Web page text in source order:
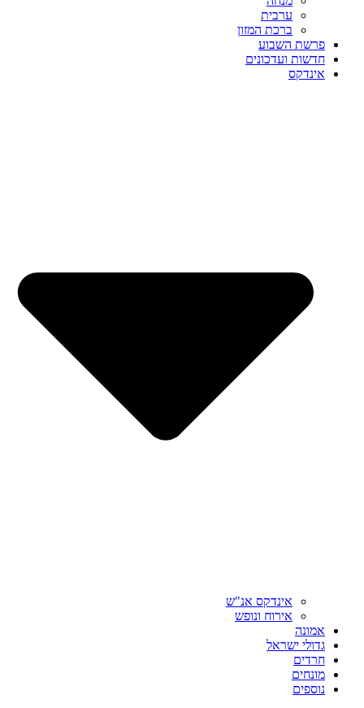
ערבית
ברכת המזון
פרשת השבוע
חדשות ועדכונים
אינדקס
אינדקס אנ"ש
אירוח ונופש
אמונה
גדולי ישראל
חרדים
מונחים
נוספים